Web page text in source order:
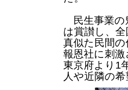
民生事業の
は賞讃し、
真似た民間
報恩社に刺
東京府より1
人や近隣の